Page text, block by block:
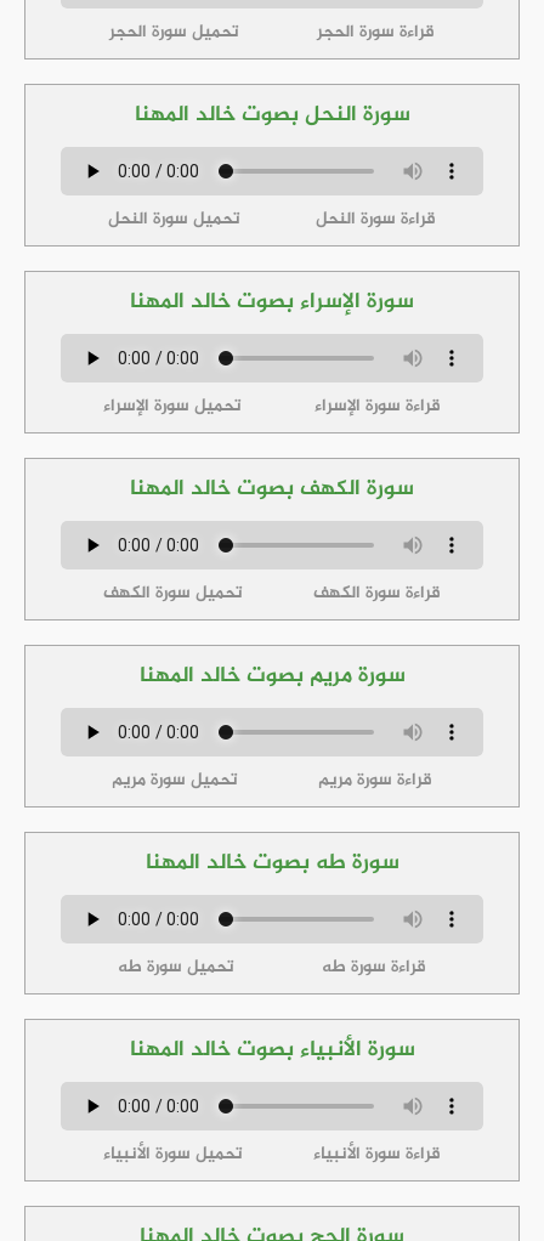
قراءة سورة الحجر تحميل سورة الحجر
سورة النحل بصوت خالد المهنا
قراءة سورة النحل تحميل سورة النحل
سورة الإسراء بصوت خالد المهنا
قراءة سورة الإسراء تحميل سورة الإسراء
سورة الكهف بصوت خالد المهنا
قراءة سورة الكهف تحميل سورة الكهف
سورة مريم بصوت خالد المهنا
قراءة سورة مريم تحميل سورة مريم
سورة طه بصوت خالد المهنا
قراءة سورة طه تحميل سورة طه
سورة الأنبياء بصوت خالد المهنا
قراءة سورة الأنبياء تحميل سورة الأنبياء